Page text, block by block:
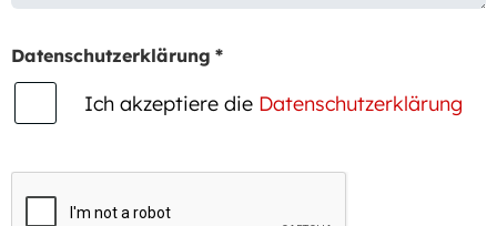
Datenschutzerklärung *
Ich akzeptiere die Datenschutzerklärung